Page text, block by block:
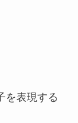
を表現する